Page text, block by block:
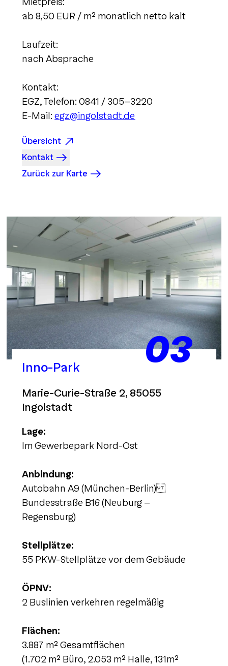
ab 8,50 EUR / m² monatlich netto kalt
Laufzeit:
nach Absprache
Kontakt:
EGZ, Telefon: 0841 / 305-3220
E-Mail:egz@ingolstadt.de
Übersicht
Kontakt
Zurück zur Karte
03
Inno-Park
Marie-Curie-Straße 2, 85055
Ingolstadt
Lage:
Im Gewerbepark Nord-Ost
Anbindung:
Autobahn A9 (München-Berlin)
Bundesstraße B16 (Neuburg –
Regensburg)
Stellplätze:
55 PKW-Stellplätze vor dem Gebäude
ÖPNV:
2 Buslinien verkehren regelmäßig
Flächen:
3.887 m² Gesamtflächen
(1.702 m² Büro, 2.053 m² Halle, 131m²